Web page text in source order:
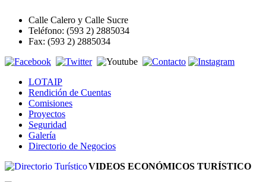
Calle Calero y Calle Sucre
Teléfono: (593 2) 2885034
Fax: (593 2) 2885034
LOTAIP
Rendición de Cuentas
Comisiones
Proyectos
Seguridad
Galería
Directorio de Negocios
VIDEOS ECONÓMICOS TURÍSTICO